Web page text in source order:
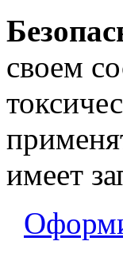
своем
имеет